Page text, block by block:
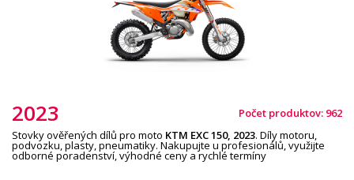
2023
Počet produktov: 962
Stovky ověřených dílů pro moto KTM EXC150, 2023. Díly motoru,
podvozku, plasty, pneumatiky. Nakupujte u profesionálů, využijte
odborné poradenství, výhodné ceny a rychlé termíny